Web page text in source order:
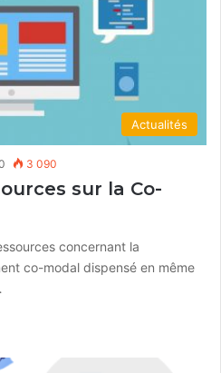
Actualités
3 090
sur la Co-
concernant la
co-modal dispensé en même